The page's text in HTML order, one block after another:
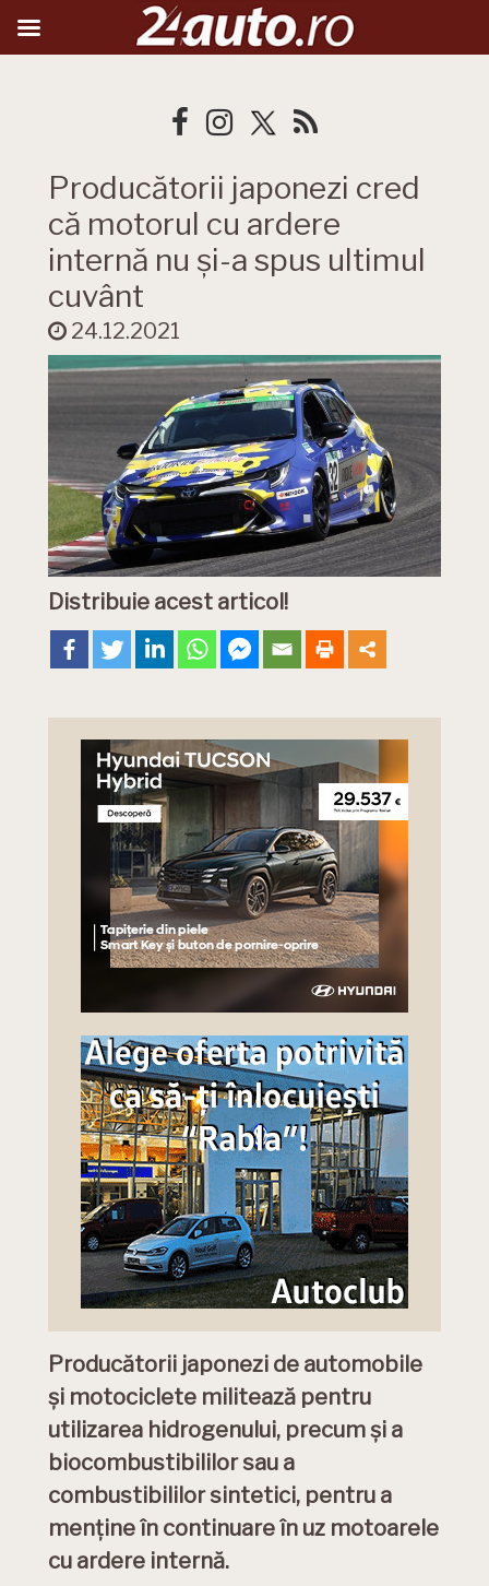
Producătorii japonezi cred
că motorul cu ardere
internă nu și-a spus ultimul
cuvânt
24.12.2021
Distribuie acest articol!
Producătorii japonezi de automobile
și motociclete militează pentru
utilizarea hidrogenului, precum și a
biocombustibililor sau a
combustibililor sintetici, pentru a
menține în continuare în uz motoarele
cu ardere internă.